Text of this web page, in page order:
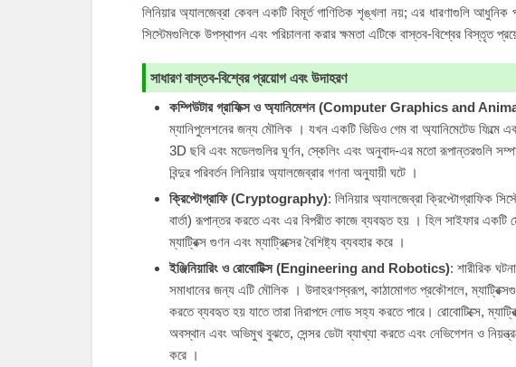
লিনিয়ার অ্যালজেব্রা কেবল একটি বিমূর্ত গাণিতিক শৃঙ্খলা নয়; এর ধারণাগুলি আধুনিক
সিস্টেমগুলিকে উপস্থাপন এবং পরিচালনা করার ক্ষমতা এটিকে বাস্তব-বিশ্বের বিস্তৃত
সাধারণ বাস্তব-বিশ্বের প্রয়োগ এবং উদাহরণ
কম্পিউটার গ্রাফিক্স ও অ্যানিমেশন (Computer Graphics and
ম্যানিপুলেশনের জন্য মৌলিক । যখন একটি ভিডিও গেম বা অ্যানিমেটেড ফিল্মে
3D ছবি এবং মডেলগুলির ঘূর্ণন, স্কেলিং এবং অনুবাদ-এর মতো রূপান্তরগুলি
বিন্দুর পরিবর্তন লিনিয়ার অ্যালজেব্রার গণনা অনুযায়ী ঘটে ।
ক্রিপ্টোগ্রাফি (Cryptography): লিনিয়ার অ্যালজেব্রা ক্রিপ্টোগ্রাফিক
বার্তা) রূপান্তর করতে এবং এর বিপরীত কাজে ব্যবহৃত হয় । হিল সাইফার একটি
ম্যাট্রিক্স গুণন এবং ম্যাট্রিক্সের বৈশিষ্ট্য ব্যবহার করে ।
ইঞ্জিনিয়ারিং ও রোবোটিক্স (Engineering and Robotics): শারীরিক
সমাধানের জন্য এটি মৌলিক । উদাহরণস্বরূপ, কাঠামোগত প্রকৌশলে,
করতে ব্যবহৃত হয় যাতে তারা নিরাপদে লোড সহ্য করতে পারে। রোবোটিক্সে,
অবস্থান এবং অভিমুখ বুঝতে, সেন্সর ডেটা ব্যাখ্যা করতে এবং নেভিগেশন ও
করে ।